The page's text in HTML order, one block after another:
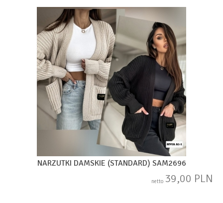
NARZUTKI DAMSKIE (STANDARD) SAM2696
netto 39,00 PLN